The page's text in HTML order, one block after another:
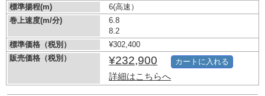
標準揚程(m)
6(高速）
巻上速度(m/分)
6.8
8.2
標準価格（税別）
¥302,400
販売価格（税別）
¥232,900
詳細はこちらへ
カートに入れる